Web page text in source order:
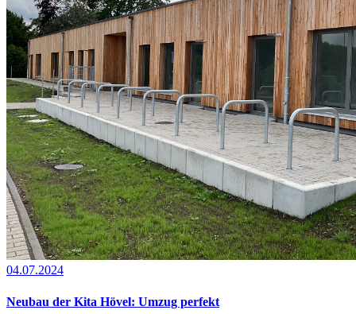
04.07.2024
Neubau der Kita Hövel: Umzug perfekt